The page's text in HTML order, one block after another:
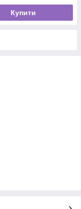
Купити